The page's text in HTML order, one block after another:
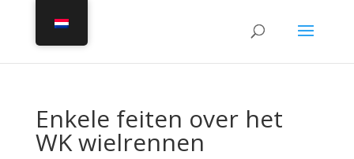
Enkele feiten over het
WK wielrennen